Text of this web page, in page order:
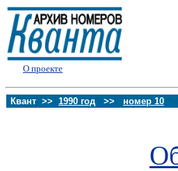
О проекте
Квант >> 1990 год >> номер 10